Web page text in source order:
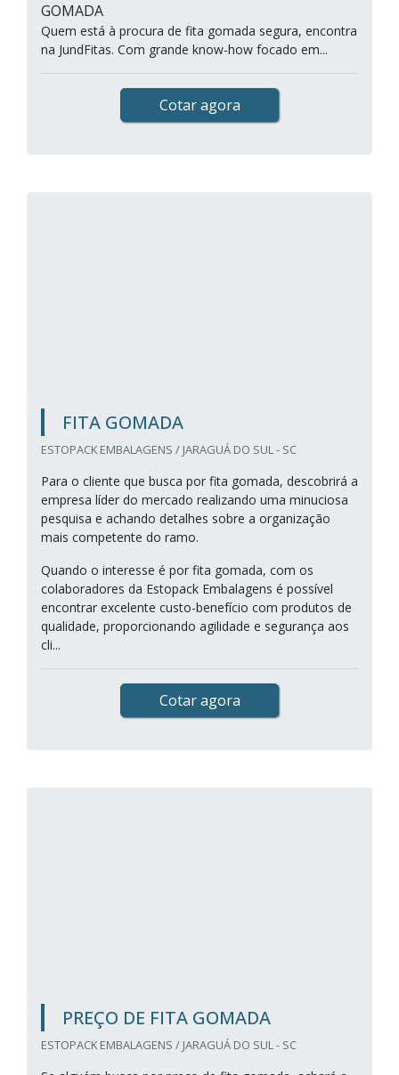
GOMADA
Quem está à procura de fita gomada segura, encontra
na JundFitas. Com grande know-how focado em...
Cotar agora
FITA GOMADA
ESTOPACK EMBALAGENS / JARAGUÁ DO SUL - SC
Para o cliente que busca por fita gomada, descobrirá a
empresa líder do mercado realizando uma minuciosa
pesquisa e achando detalhes sobre a organização
mais competente do ramo.
Quando o interesse é por fita gomada, com os
colaboradores da Estopack Embalagens é possível
encontrar excelente custo-benefício com produtos de
qualidade, proporcionando agilidade e segurança aos
cli...
Cotar agora
PREÇO DE FITA GOMADA
ESTOPACK EMBALAGENS / JARAGUÁ DO SUL - SC